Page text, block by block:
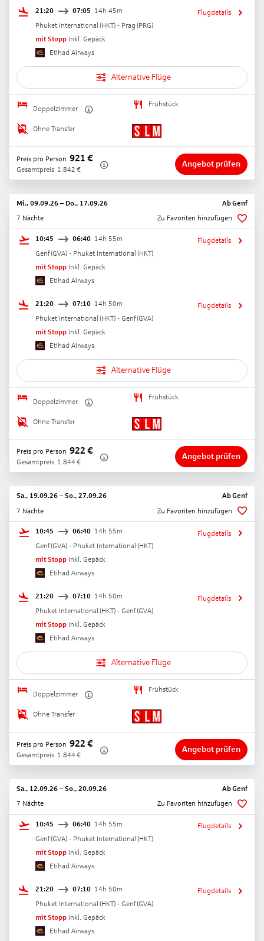
21:20 07:05 14h 45m
Phuket International (HKT) - Prag (PRG)
mit Stopp Inkl. Gepäck
Etihad Airways
Flugdetails
Alternative Flüge
Doppelzimmer
Frühstück
Ohne Transfer
Preis pro Person 921 €
Gesamtpreis 1.842 €
Angebot prüfen
Mi., 09.09.26 – Do., 17.09.26 AbGenf
7 Nächte
Zu Favoriten hinzufügen
10:45 06:40 14h 55m
Genf(GVA) - Phuket International (HKT)
mit Stopp Inkl. Gepäck
Etihad Airways
Flugdetails
21:20 07:10 14h 50m
Phuket International (HKT) - Genf(GVA)
mit Stopp Inkl. Gepäck
Etihad Airways
Flugdetails
Alternative Flüge
Doppelzimmer
Frühstück
Ohne Transfer
Preis pro Person 922 €
Gesamtpreis 1.844 €
Angebot prüfen
Sa., 19.09.26 – So., 27.09.26 AbGenf
7 Nächte
Zu Favoriten hinzufügen
10:45 06:40 14h 55m
Genf(GVA) - Phuket International (HKT)
mit Stopp Inkl. Gepäck
Etihad Airways
Flugdetails
21:20 07:10 14h 50m
Phuket International (HKT) - Genf(GVA)
mit Stopp Inkl. Gepäck
Etihad Airways
Flugdetails
Alternative Flüge
Doppelzimmer
Frühstück
Ohne Transfer
Preis pro Person 922 €
Gesamtpreis 1.844 €
Angebot prüfen
Sa., 12.09.26 – So., 20.09.26 AbGenf
7 Nächte
Zu Favoriten hinzufügen
10:45 06:40 14h 55m
Genf(GVA) - Phuket International (HKT)
mit Stopp Inkl. Gepäck
Etihad Airways
Flugdetails
21:20 07:10 14h 50m
Phuket International (HKT) - Genf(GVA)
mit Stopp Inkl. Gepäck
Etihad Airways
Flugdetails